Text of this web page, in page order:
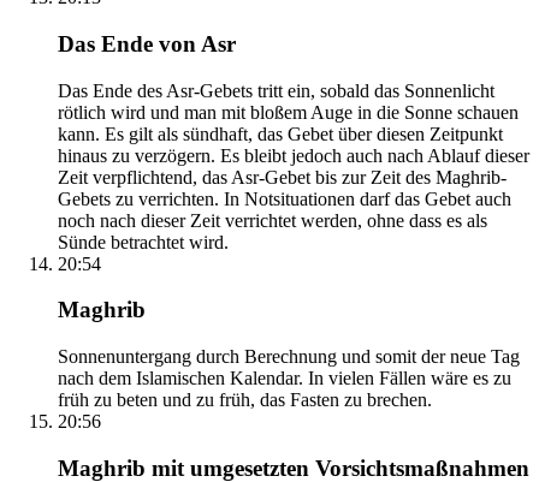
Das Ende von Asr
Das Ende des Asr-Gebets tritt ein, sobald das Sonnenlicht
rötlich wird und man mit bloßem Auge in die Sonne schauen
kann. Es gilt als sündhaft, das Gebet über diesen Zeitpunkt
hinaus zu verzögern. Es bleibt jedoch auch nach Ablauf dieser
Zeit verpflichtend, das Asr-Gebet bis zur Zeit des Maghrib-
Gebets zu verrichten. In Notsituationen darf das Gebet auch
noch nach dieser Zeit verrichtet werden, ohne dass es als
Sünde betrachtet wird.
20:54
Maghrib
Sonnenuntergang durch Berechnung und somit der neue Tag
nach dem Islamischen Kalendar. In vielen Fällen wäre es zu
früh zu beten und zu früh, das Fasten zu brechen.
20:56
Maghrib mit umgesetzten Vorsichtsmaßnahmen